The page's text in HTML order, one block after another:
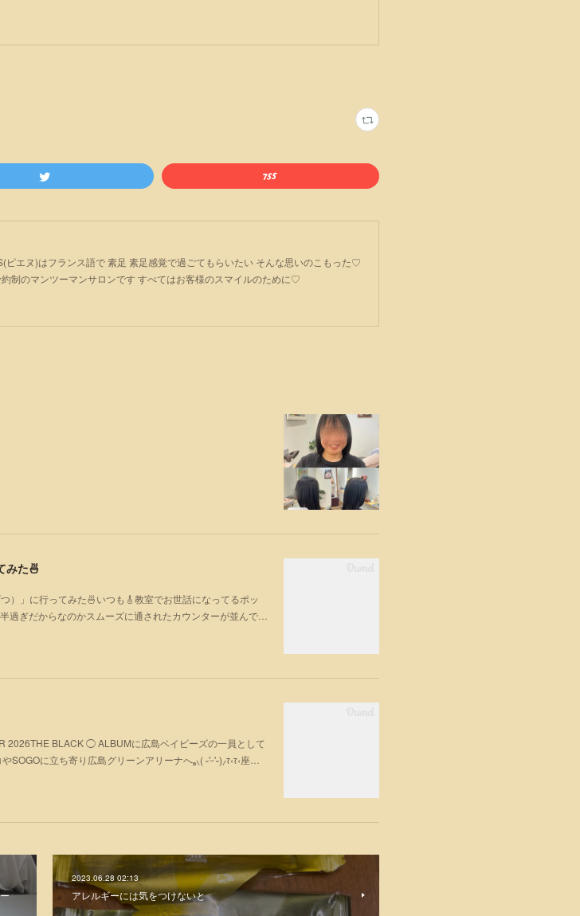
ピエヌ)はフランス語で 素足 素足感覚で過ごてもらいたい そんな思いのこもった♡
制のマンツーマンサロンです すべてはお客様のスマイルのために♡
みた🍜
）」⁡に行ってみた🍜いつも🎸教室でお世話になってるポッ
ぎだからなのかスムーズに通されたカウンターが並んで…
2026THE BLACK ◯ ALBUMに広島ベイビーズの一員として
に立ち寄り広島グリーンアリーナへ⸒⸒⸜( ˶'ᵕ'˶)⸝ᰅ‹ᰅ‹座…
2023.06.28 02:13
アレルギーには気をつけないと